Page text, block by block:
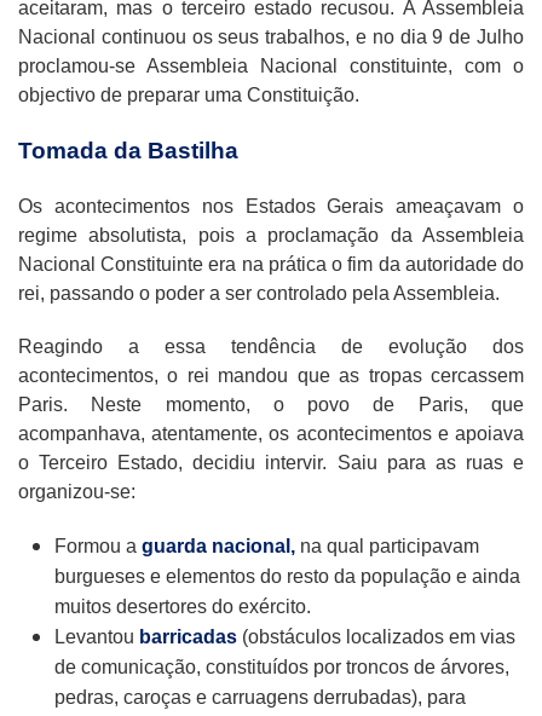
aceitaram, mas o terceiro estado recusou. A Assembleia
Nacional continuou os seus trabalhos, e no dia 9 de Julho
proclamou-se Assembleia Nacional constituinte, com o
objectivo de preparar uma Constituição.
Tomada da Bastilha
Os acontecimentos nos Estados Gerais ameaçavam o
regime absolutista, pois a proclamação da Assembleia
Nacional Constituinte era na prática o fim da autoridade do
rei, passando o poder a ser controlado pela Assembleia.
Reagindo a essa tendência de evolução dos
acontecimentos, o rei mandou que as tropas cercassem
Paris. Neste momento, o povo de Paris, que
acompanhava, atentamente, os acontecimentos e apoiava
o Terceiro Estado, decidiu intervir. Saiu para as ruas e
organizou-se:
Formou a guarda nacional, na qual participavam
burgueses e elementos do resto da população e ainda
muitos desertores do exército.
Levantou barricadas (obstáculos localizados em vias
de comunicação, constituídos por troncos de árvores,
pedras, caroças e carruagens derrubadas), para